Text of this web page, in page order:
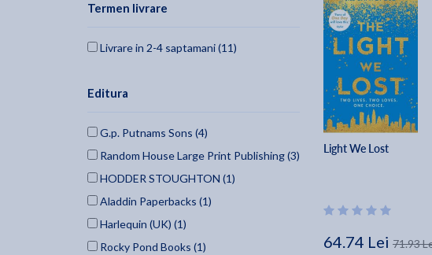
Termen livrare
Livrare in 2-4 saptamani (11)
Editura
G.p. Putnams Sons (4)
Random House Large Print Publishing (3)
HODDER STOUGHTON (1)
Aladdin Paperbacks (1)
Harlequin (UK) (1)
Rocky Pond Books (1)
Light We Lost
64.74 Lei 71.93